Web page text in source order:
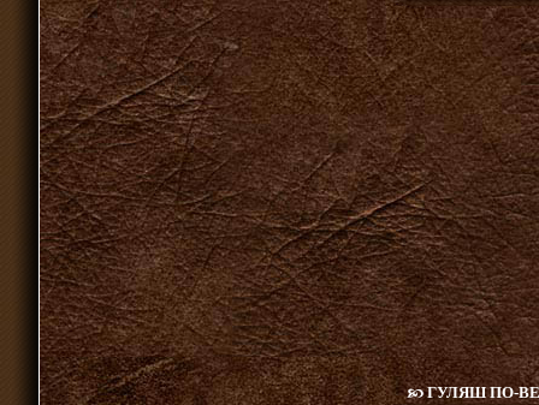
ГУЛЯШ ПО-